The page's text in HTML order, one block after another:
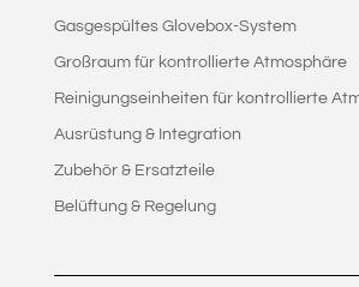
Gasgespültes Glovebox-System
Großraum für kontrollierte Atmosphäre
Reinigungseinheiten für kontrollierte
Ausrüstung & Integration
Zubehör & Ersatzteile
Belüftung & Regelung